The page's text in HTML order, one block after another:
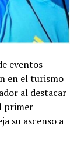
eventos
en el turismo
al destacar
primer
su ascenso a